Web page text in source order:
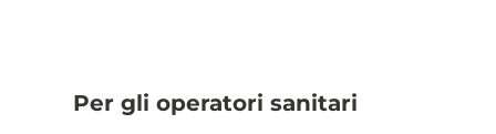
Per gli operatori sanitari